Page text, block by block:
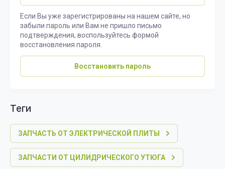
Если Вы уже зарегистрированы на нашем сайте, но
забыли пароль или Вам не пришло письмо
подтверждения, воспользуйтесь формой
восстановления пароля.
Восстановить пароль
теги
ЗАПЧАСТЬ ОТ ЭЛЕКТРИЧЕСКОЙ ПЛИТЫ
ЗАПЧАСТИ ОТ ЦИЛИДРИЧЕСКОГО УТЮГА